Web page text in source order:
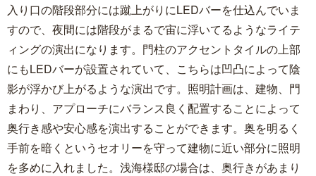
入り口の階段部分には蹴上がりにLEDバーを仕込んでいま
すので、夜間には階段がまるで宙に浮いてるようなライテ
ィングの演出になります。門柱のアクセントタイルの上部
にもLEDバーが設置されていて、こちらは凹凸によって陰
影が浮かび上がるような演出です。照明計画は、建物、門
まわり、アプローチにバランス良く配置することによって
奥行き感や安心感を演出することができます。奥を明るく
手前を暗くというセオリーを守って建物に近い部分に照明
を多めに入れました。浅海様邸の場合は、奥行きがあまり